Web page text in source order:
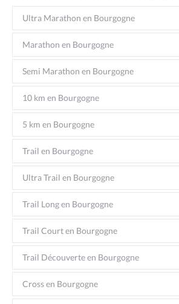
Ultra Marathon en Bourgogne
Marathon en Bourgogne
Semi Marathon en Bourgogne
10 km en Bourgogne
5 km en Bourgogne
Trail en Bourgogne
Ultra Trail en Bourgogne
Trail Long en Bourgogne
Trail Court en Bourgogne
Trail Découverte en Bourgogne
Cross en Bourgogne